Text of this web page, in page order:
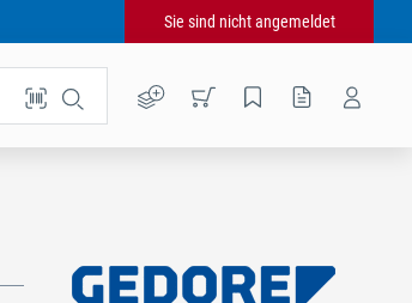
Sie sind nicht angemeldet